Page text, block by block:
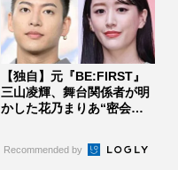
【独自】元『BE:FIRST』
三山凌輝、舞台関係者が明
かした花乃まりあ“密会報
Recommended by